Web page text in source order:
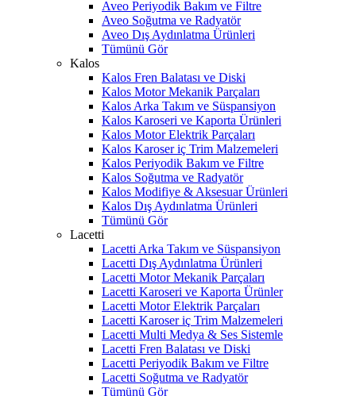
Aveo Periyodik Bakım ve Filtre
Aveo Soğutma ve Radyatör
Aveo Dış Aydınlatma Ürünleri
Tümünü Gör
Kalos
Kalos Fren Balatası ve Diski
Kalos Motor Mekanik Parçaları
Kalos Arka Takım ve Süspansiyon
Kalos Karoseri ve Kaporta Ürünleri
Kalos Motor Elektrik Parçaları
Kalos Karoser iç Trim Malzemeleri
Kalos Periyodik Bakım ve Filtre
Kalos Soğutma ve Radyatör
Kalos Modifiye & Aksesuar Ürünleri
Kalos Dış Aydınlatma Ürünleri
Tümünü Gör
Lacetti
Lacetti Arka Takım ve Süspansiyon
Lacetti Dış Aydınlatma Ürünleri
Lacetti Motor Mekanik Parçaları
Lacetti Karoseri ve Kaporta Ürünler
Lacetti Motor Elektrik Parçaları
Lacetti Karoser iç Trim Malzemeleri
Lacetti Multi Medya & Ses Sistemle
Lacetti Fren Balatası ve Diski
Lacetti Periyodik Bakım ve Filtre
Lacetti Soğutma ve Radyatör
Tümünü Gör